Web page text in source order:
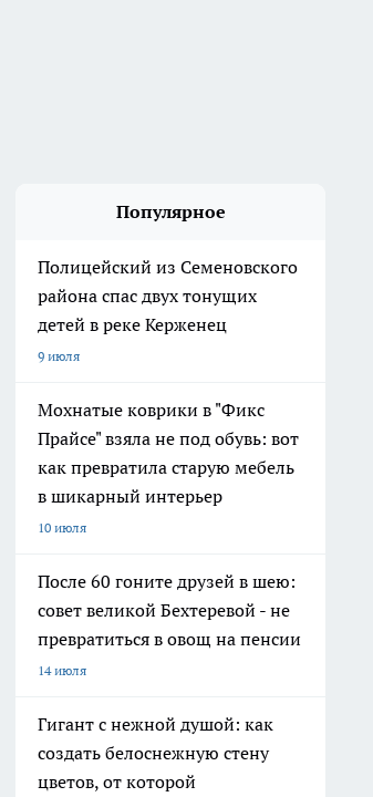
Популярное
Полицейский из Семеновского
района спас двух тонущих
детей в реке Керженец
9 июля
Мохнатые коврики в "Фикс
Прайсе" взяла не под обувь: вот
как превратила старую мебель
в шикарный интерьер
10 июля
После 60 гоните друзей в шею:
совет великой Бехтеревой - не
превратиться в овощ на пенсии
14 июля
Гигант с нежной душой: как
создать белоснежную стену
цветов, от которой